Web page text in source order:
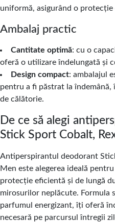
uniformă, asigurând o protecție
Ambalaj practic
Cantitate optimă: cu o
oferă o utilizare îndelungată și
Design compact: ambalajul
pentru a fi păstrat la îndemână,
de călătorie.
De ce să alegi
Stick Sport Cobalt,
Antiperspirantul deodorant
Men este alegerea ideală
protecție eficientă și de lungă
mirosurilor neplăcute. Formula
parfumul energizant, îți oferă
necesară pe parcursul întregii